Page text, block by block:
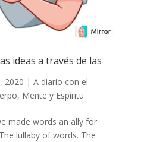
ideas a través de las
2020 | A diario con el
Mente y Espíritu
made words an ally for
lullaby of words. The